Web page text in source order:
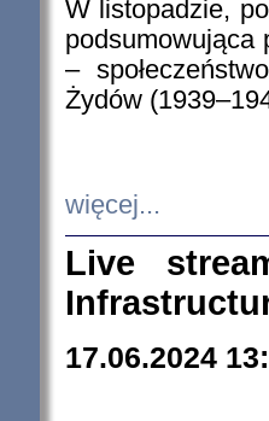
W listopadzie,
podsumowująca
–
Żydów
więcej...
Live
17.06.2024